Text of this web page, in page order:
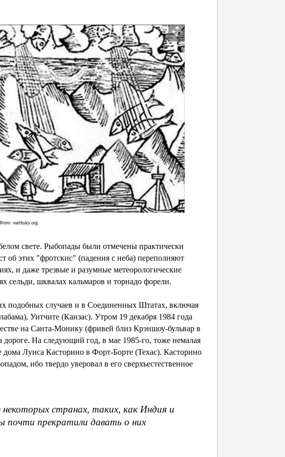
earthsky.org
свете. Рыбопады были отмечены практически
об этих "фротскис" (падения с неба) переполняют
и даже трезвые и разумные метеорологические
сельди, шквалах кальмаров и торнадо форели.
подобных случаев и в Соединенных Штатах, включая
Уитчите (Канзас). Утром 19 декабря 1984 года
на Санта-Монику (фривей близ Крэншоу-бульвар в
На следующий год, в мае 1985-го, тоже немалая
Луиса Касторино в Форт-Борте (Техас). Касторино
ибо твердо уверовал в его сверхъестественное
странах, таких, как Индия и
почти прекратили давать о них